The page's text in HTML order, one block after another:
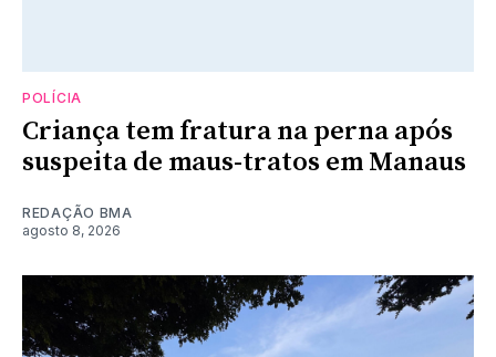
POLÍCIA
Criança tem fratura na perna após
suspeita de maus-tratos em Manaus
REDAÇÃO BMA
agosto 8, 2026